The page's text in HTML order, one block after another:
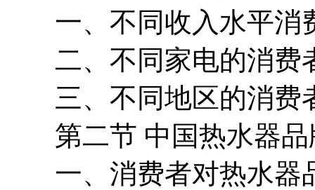
一、不同收入水平消
二、不同家电的消费
三、不同地区的消费
第二节 中国热水器品
一、消费者对热水器